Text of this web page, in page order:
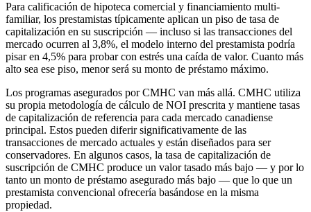
Para calificación de hipoteca comercial y financiamiento multi-
familiar, los prestamistas típicamente aplican un piso de tasa de
capitalización en su suscripción — incluso si las transacciones del
mercado ocurren al 3,8%, el modelo interno del prestamista podría
pisar en 4,5% para probar con estrés una caída de valor. Cuanto más
alto sea ese piso, menor será su monto de préstamo máximo.
Los programas asegurados por CMHC van más allá. CMHC utiliza
su propia metodología de cálculo de NOI prescrita y mantiene tasas
de capitalización de referencia para cada mercado canadiense
principal. Estos pueden diferir significativamente de las
transacciones de mercado actuales y están diseñados para ser
conservadores. En algunos casos, la tasa de capitalización de
suscripción de CMHC produce un valor tasado más bajo — y por lo
tanto un monto de préstamo asegurado más bajo — que lo que un
prestamista convencional ofrecería basándose en la misma
propiedad.